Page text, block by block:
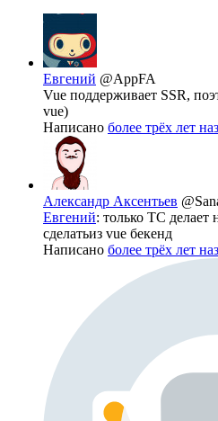
Евгений @AppFA
Vue поддерживает SSR,
vue)
Написано более трёх лет
Александр Аксентьев
Евгений: только ТС делает
сделатьиз vue бекенд
Написано более трёх лет